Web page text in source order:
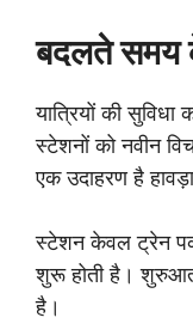
बदलते समय
यात्रियों की
स्टेशनों को नवीन
एक उदाहरण है
स्टेशन केवल ट्रेन
शुरू होती है। शुरुआत
है।